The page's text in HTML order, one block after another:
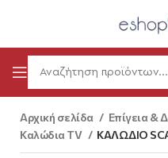
Αρχική σελίδα
Επίγεια &
Καλώδια TV
ΚΑΛΩΔΙΟ